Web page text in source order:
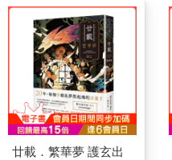
廿載．繁華夢 護玄出